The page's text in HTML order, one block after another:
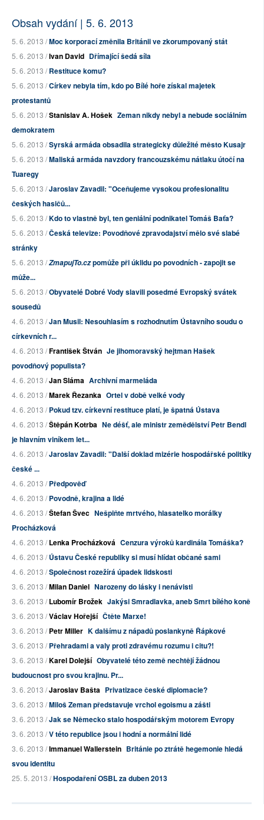
Obsah vydání | 5. 6. 2013
5. 6. 2013 /Moc korporací změnila Británii ve zkorumpovaný stát
5. 6. 2013 /Ivan David Dřímající šedá síla
5. 6. 2013 /Restituce komu?
5. 6. 2013 /Církev nebyla tím, kdo po Bílé hoře získal majetek
protestantů
5. 6. 2013 /Stanislav A. Hošek Zeman nikdy nebyl a nebude sociálním
demokratem
5. 6. 2013 /Syrská armáda obsadila strategicky důležité město Kusajr
5. 6. 2013 /Maliská armáda navzdory francouzskému nátlaku útočí na
Tuaregy
5. 6. 2013 /Jaroslav Zavadil: "Oceňujeme vysokou profesionalitu
českých hasičů...
5. 6. 2013 /Kdo to vlastně byl, ten geniální podnikatel Tomáš Baťa?
5. 6. 2013 /Česká televize: Povodňové zpravodajství mělo své slabé
stránky
5. 6. 2013 /ZmapujTo.czpomůže při úklidu po povodních - zapojit se
může...
5. 6. 2013 /Obyvatelé Dobré Vody slavili posedmé Evropský svátek
sousedů
4. 6. 2013 /Jan Musil: Nesouhlasím s rozhodnutím Ústavního soudu o
církevních r...
4. 6. 2013 /František Štván Je jihomoravský hejtman Hašek
povodňový populista?
4. 6. 2013 /Jan Sláma Archivní marmeláda
4. 6. 2013 /Marek Řezanka Ortel v době velké vody
4. 6. 2013 /Pokud tzv. církevní restituce platí, je špatná Ústava
4. 6. 2013 /Štěpán Kotrba Ne déšť, ale ministr zemědělství Petr Bendl
je hlavním viníkem let...
4. 6. 2013 /Jaroslav Zavadil: "Další doklad mizérie hospodářské politiky
české ...
4. 6. 2013 /Předpověď
4. 6. 2013 /Povodně, krajina a lidé
4. 6. 2013 /Štefan Švec Nešpiňte mrtvého, hlasatelko morálky
Procházková
4. 6. 2013 /Lenka Procházková Cenzura výroků kardinála Tomáška?
4. 6. 2013 /Ústavu České republiky si musí hlídat občané sami
4. 6. 2013 /Společnost rozežírá úpadek lidskosti
3. 6. 2013 /Milan Daniel Narozeny do lásky i nenávisti
3. 6. 2013 /Lubomír Brožek Jakýsi Smradlavka, aneb Smrt bílého koně
3. 6. 2013 /Václav Hořejší Čtěte Marxe!
3. 6. 2013 /Petr Miller K dalšímu z nápadů poslankyně Řápkové
3. 6. 2013 /Přehradami a valy proti zdravému rozumu i citu?!
3. 6. 2013 /Karel Dolejší Obyvatelé této země nechtějí žádnou
budoucnost pro svou krajinu. Pr...
3. 6. 2013 /Jaroslav Bašta Privatizace české diplomacie?
3. 6. 2013 /Miloš Zeman představuje vrchol egoismu a zášti
3. 6. 2013 /Jak se Německo stalo hospodářským motorem Evropy
3. 6. 2013 /V této republice jsou i hodní a normální lidé
3. 6. 2013 /Immanuel Wallerstein Británie po ztrátě hegemonie hledá
svou identitu
25. 5. 2013 /Hospodaření OSBL za duben 2013